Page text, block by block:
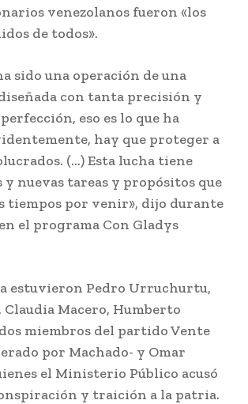
venezolanos fueron «los
de todos».
sido una operación de una
con tanta precisión y
eso es lo que ha
hay que proteger a
(…) Esta lucha tiene
y nuevas tareas y propósitos que
tiempos por venir», dijo durante
el programa Con Gladys
estuvieron Pedro Urruchurtu,
Claudia Macero, Humberto
miembros del partido Vente
por Machado- y Omar
el Ministerio Público acusó
y traición a la patria.